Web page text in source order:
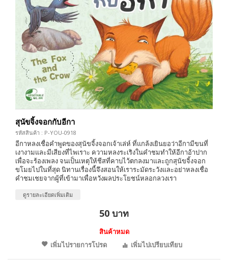
สุนัขจิ้งจอกกับอีกา
รหัสสินค้า : P-YOU-0918
อีกาหลงเชื่อคำพูดของสุนัขจิ้งจอกเจ้าเล่ห์ ที่แกล้งเยินยอว่าอีกามีขนที่
เงางามและมีเสียงที่ไพเราะ ความหลงระเริงในคำชมทำให้อีกาอ้าปาก
เพื่อจะร้องเพลง จนเป็นเหตุให้ชีสที่คาบไว้ตกลงมาและถูกสุนัขจิ้งจอก
ขโมยไปในที่สุด นิทานเรื่องนี้จึงสอนให้เราระมัดระวังและอย่าหลงเชื่อ
คำชมเชยจากผู้ที่เข้ามาเพื่อหวังผลประโยชน์หลอกลวงเรา
ดูรายละเอียดเพิ่มเติม
50 บาท
สินค้าหมด
เพิ่มไปรายการโปรด
เพิ่มไปเปรียบเทียบ